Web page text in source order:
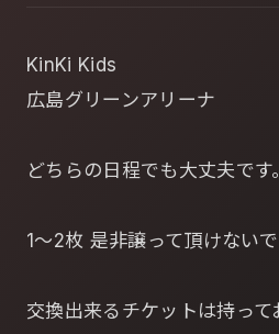
KinKi Kids
広島グリーンアリーナ
どちらの日程でも大丈夫です。
1～2枚 是非譲って頂けない
交換出来るチケットは持っ